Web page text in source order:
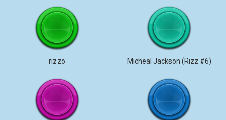
rizzo Micheal Jackson (Rizz #6)